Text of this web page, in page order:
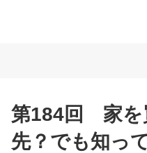
第184回 家を
先？でも知っ